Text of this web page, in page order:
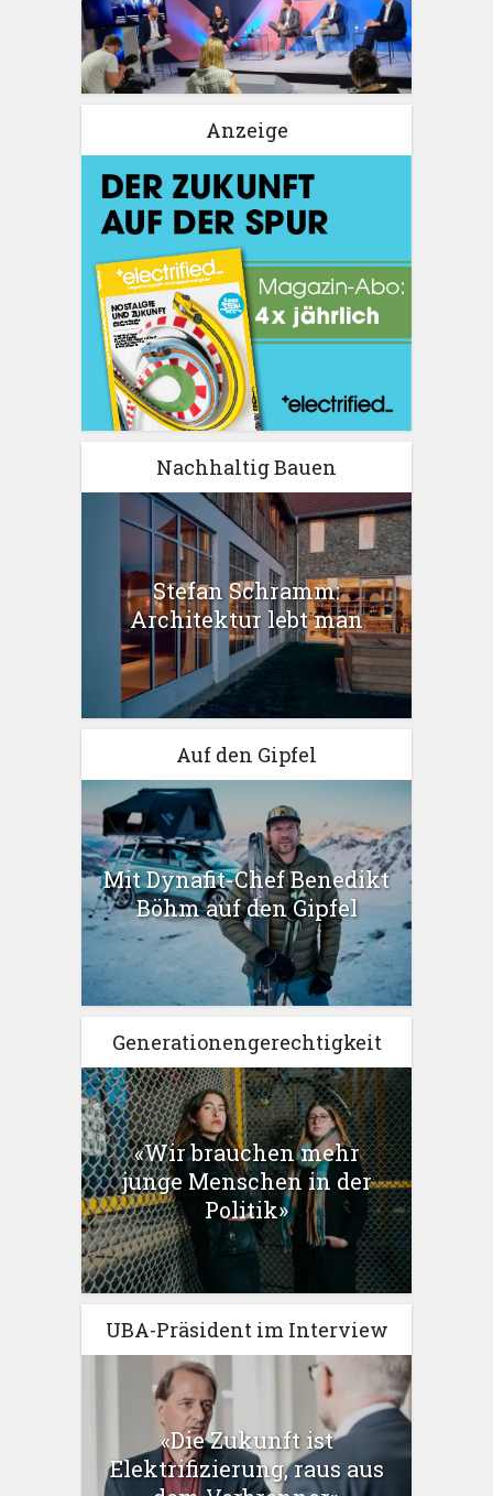
Anzeige
Nachhaltig Bauen
Stefan Schramm:
Architektur lebt man
Auf den Gipfel
Mit Dynafit-Chef Benedikt
Böhm auf den Gipfel
Generationengerechtigkeit
«Wir brauchen mehr
junge Menschen in der
Politik»
UBA-Präsident im Interview
«Die Zukunft ist
Elektrifizierung, raus aus